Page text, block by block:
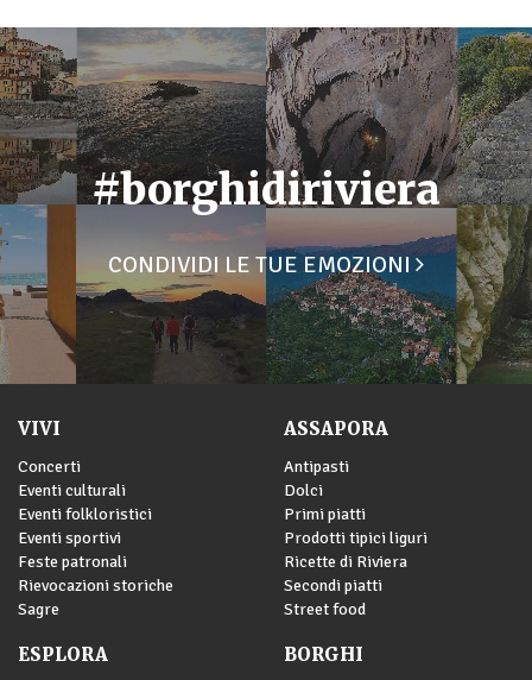
#borghidiriviera
CONDIVIDI LE TUE EMOZIONI
VIVI
Concerti
Eventi culturali
Eventi folkloristici
Eventi sportivi
Feste patronali
Rievocazioni storiche
Sagre
ASSAPORA
Antipasti
Dolci
Primi piatti
Prodotti tipici liguri
Ricette di Riviera
Secondi piatti
Street food
ESPLORA BORGHI